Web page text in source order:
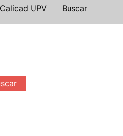
Buscar
Calidad UPV